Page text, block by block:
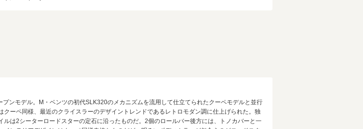
ンモデル。M・ベンツの初代SLK320のメカニズムを流用して仕立てられたクーペモデルと並行
ーペ同様、最近のクライスラーのデザイントレンドであるレトロモダン調に仕上げられた。独
は2シーターロードスターの定石に沿ったものだ。2個のロールバー後方には、トノカバーと一